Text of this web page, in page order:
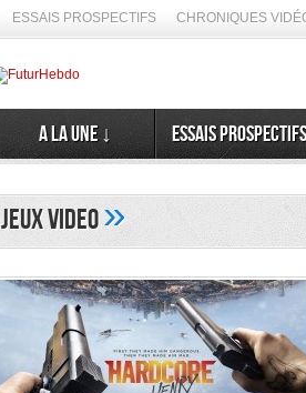
ESSAIS PROSPECTIFS CHRONIQUES
A la Une ↓ Essais prospectifs
Jeux video»